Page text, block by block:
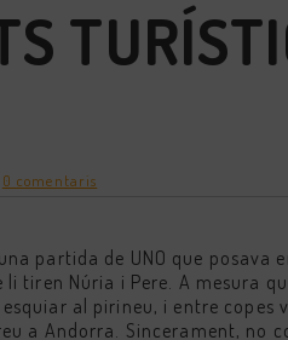
with
date.
question
mark
to
to
interact
with
mark
to
0 comentaris
partida de UNO que posava
tiren Núria i Pere. A mesura
al pirineu, i entre copes
a Andorra. Sincerament, no